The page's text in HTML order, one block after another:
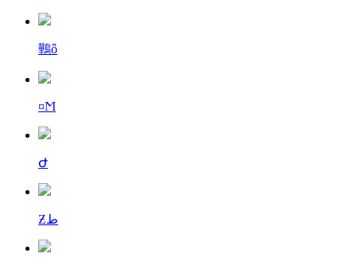
鷨ȫ
¤Ϻ
Ժ
Ƶط